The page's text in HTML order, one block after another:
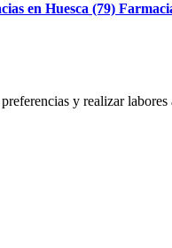
en Huesca (79)
y realizar